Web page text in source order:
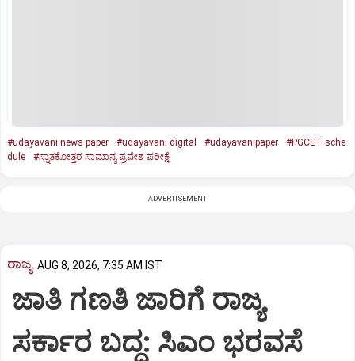
#udayavani news paper #udayavani digital #udayavanipaper
#PGCET sche
dule
#ಸ್ನಾತಕೋತ್ತರ ಸಾಮಾನ್ಯ ಪ್ರವೇಶ ಪರೀಕ್ಷೆ
ADVERTISEMENT
ರಾಜ್ಯ AUG 8, 2026, 7:35 AM IST
ಜಾತಿ ಗಣತಿ ಜಾರಿಗೆ ರಾಜ್ಯ
ಸರ್ಕಾರ ಬದ್ಧ: ಸಿಎಂ ಭರವಸೆ